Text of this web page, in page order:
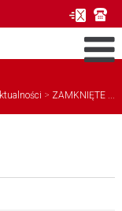
> ZAMKNIĘTE ...